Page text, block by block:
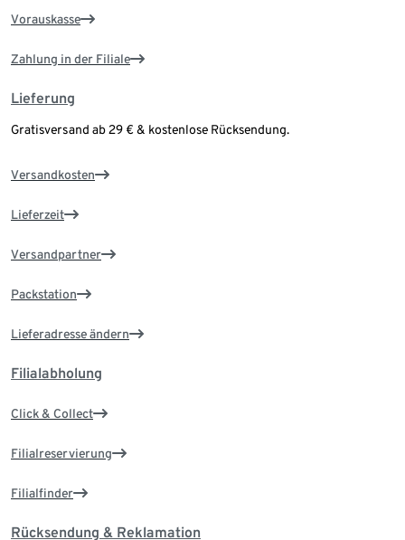
Vorauskasse
Zahlung in der Filiale
Lieferung
Gratisversand ab 29 € & kostenlose Rücksendung.
Versandkosten
Lieferzeit
Versandpartner
Packstation
Lieferadresse ändern
Filialabholung
Click & Collect
Filialreservierung
Filialfinder
Rücksendung & Reklamation